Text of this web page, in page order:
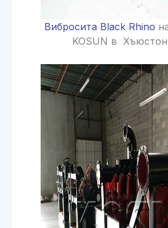
Вибросита Black Rhino
KOSUN в